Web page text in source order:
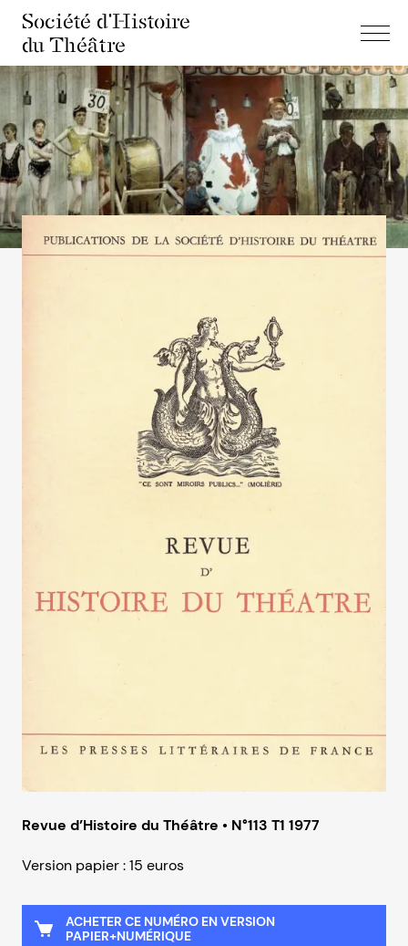
Société d'Histoire
du Théâtre
Revue d’Histoire du Théâtre • N°113 T1 1977
Version papier : 15 euros
ACHETER CE NUMÉRO EN VERSION
PAPIER+NUMÉRIQUE